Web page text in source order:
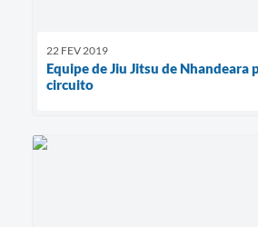
22 FEV 2019
Equipe de Jiu Jitsu de Nhandeara
circuito